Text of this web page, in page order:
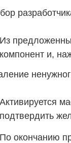
Из
компонент и,
Активируется
подтвердить
По окончанию